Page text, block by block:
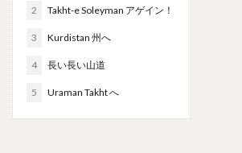
2 Takht-e Soleyman アゲイン！
3 Kurdistan 州へ
4 長い長い山道
5 Uraman Takht へ